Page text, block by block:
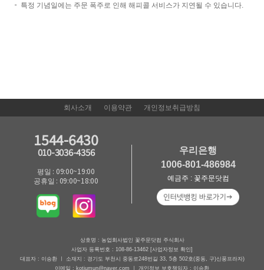
특정 기념일에는 주문 폭주로 인해 해피콜 서비스가 지연될 수 있습니다.
회사소개 이용약관 개인정보취급방침
1544-6430
010-3036-4356
평일 : 09:00~19:00
공휴일 : 09:00~18:00
우리은행
1006-801-486984
예금주 : 꽃주문닷컴
상호명 : 농업회사법인 꽃주문닷컴 주식회사
사업자 등록번호 : 108-86-13462 [사업자정보 확인]
대표자 : 이승환 ㅣ 소재지 : 경기도 부천시 중동로248번길 33, 5층 502호(중동, 구)신풍프라자)
이메일 : kotjumun@naver.com ㅣ 개인정보 보호책임자 : 이승환